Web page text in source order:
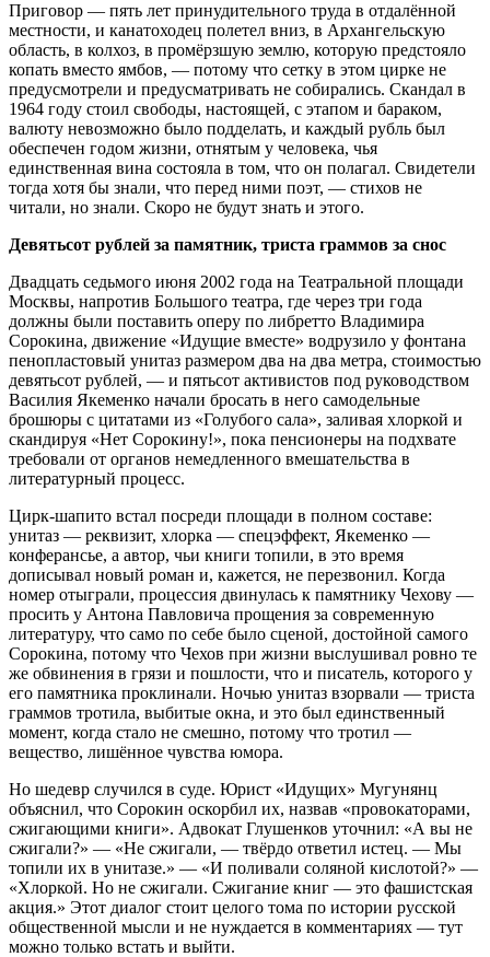
Приговор — пять лет принудительного труда в отдалённой
местности, и канатоходец полетел вниз, в Архангельскую
область, в колхоз, в промёрзшую землю, которую предстояло
копать вместо ямбов, — потому что сетку в этом цирке не
предусмотрели и предусматривать не собирались. Скандал в
1964 году стоил свободы, настоящей, с этапом и бараком,
валюту невозможно было подделать, и каждый рубль был
обеспечен годом жизни, отнятым у человека, чья
единственная вина состояла в том, что он полагал. Свидетели
тогда хотя бы знали, что перед ними поэт, — стихов не
читали, но знали. Скоро не будут знать и этого.
Девятьсот рублей за памятник, триста граммов за снос
Двадцать седьмого июня 2002 года на Театральной площади
Москвы, напротив Большого театра, где через три года
должны были поставить оперу по либретто Владимира
Сорокина, движение «Идущие вместе» водрузило у фонтана
пенопластовый унитаз размером два на два метра, стоимостью
девятьсот рублей, — и пятьсот активистов под руководством
Василия Якеменко начали бросать в него самодельные
брошюры с цитатами из «Голубого сала», заливая хлоркой и
скандируя «Нет Сорокину!», пока пенсионеры на подхвате
требовали от органов немедленного вмешательства в
литературный процесс.
Цирк-шапито встал посреди площади в полном составе:
унитаз — реквизит, хлорка — спецэффект, Якеменко —
конферансье, а автор, чьи книги топили, в это время
дописывал новый роман и, кажется, не перезвонил. Когда
номер отыграли, процессия двинулась к памятнику Чехову —
просить у Антона Павловича прощения за современную
литературу, что само по себе было сценой, достойной самого
Сорокина, потому что Чехов при жизни выслушивал ровно те
же обвинения в грязи и пошлости, что и писатель, которого у
его памятника проклинали. Ночью унитаз взорвали — триста
граммов тротила, выбитые окна, и это был единственный
момент, когда стало не смешно, потому что тротил —
вещество, лишённое чувства юмора.
Но шедевр случился в суде. Юрист «Идущих» Мугунянц
объяснил, что Сорокин оскорбил их, назвав «провокаторами,
сжигающими книги». Адвокат Глушенков уточнил: «А вы не
сжигали?» — «Не сжигали, — твёрдо ответил истец. — Мы
топили их в унитазе.» — «И поливали соляной кислотой?» —
«Хлоркой. Но не сжигали. Сжигание книг — это фашистская
акция.» Этот диалог стоит целого тома по истории русской
общественной мысли и не нуждается в комментариях — тут
можно только встать и выйти.